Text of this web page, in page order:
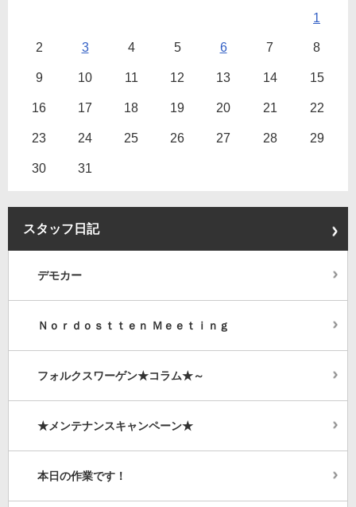
1
2 3 4 5 6 7 8
9 10 11 12 13 14 15
16 17 18 19 20 21 22
23 24 25 26 27 28 29
30 31
スタッフ日記
デモカー
Ｎｏｒｄｏｓｔｔｅｎ Ｍｅｅｔｉｎｇ
フォルクスワーゲン★コラム★～
★メンテナンスキャンペーン★
本日の作業です！